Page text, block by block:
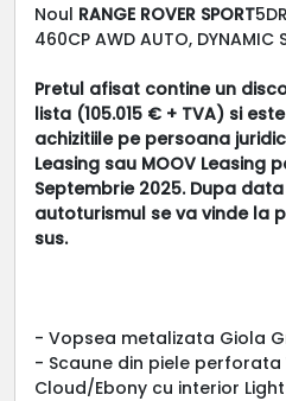
Noul RANGE ROVER SPORT
460CP AWD AUTO, DYNAMIC
Pretul afisat contine un
lista (105.015 € + TVA) si
achizitiile pe persoana
Leasing sau MOOV Leasing
Septembrie 2025. Dupa
autoturismul se va vinde la
sus.
- Vopsea metalizata Giola
- Scaune din piele perforata
Cloud/Ebony cu interior